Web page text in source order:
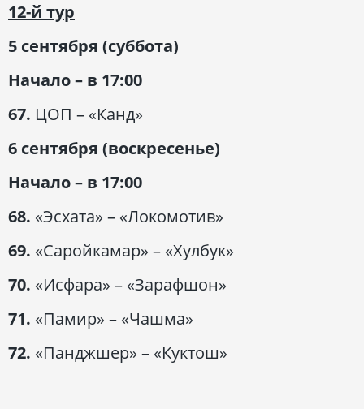
12-й тур
5 сентября (суббота)
Начало – в 17:00
67. ЦОП – «Канд»
6 сентября (воскресенье)
Начало – в 17:00
68. «Эсхата» – «Локомотив»
69. «Саройкамар» – «Хулбук»
70. «Исфара» – «Зарафшон»
71. «Памир» – «Чашма»
72. «Панджшер» – «Куктош»